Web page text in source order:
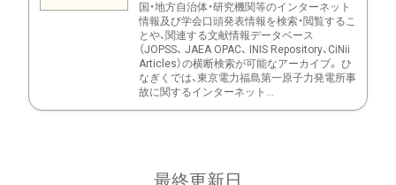
国・地方自治体・研究機関等のインターネット
情報及び学会口頭発表情報を検索・閲覧するこ
とや、関連する文献情報データベース
（JOPSS、 JAEA OPAC、 INIS Repository、CiNii
Articles）の横断検索が可能なアーカイブ。 ひ
なぎくでは、東京電力福島第一原子力発電所事
故に関するインターネット...
最終更新日